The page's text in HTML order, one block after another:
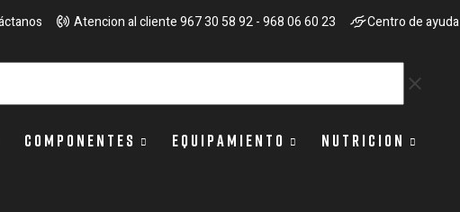
Atencion al cliente 967 30 58 92 - 968 06 60 23 Centro de ayuda
clear
COMPONENTES EQUIPAMIENTO NUTRICION